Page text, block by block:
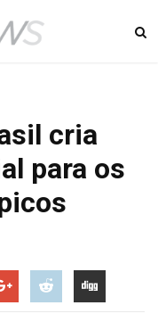
cria
para os